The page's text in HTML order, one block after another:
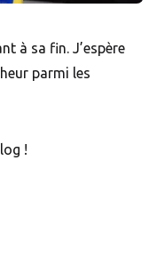
à sa fin. J’espère
parmi les
!